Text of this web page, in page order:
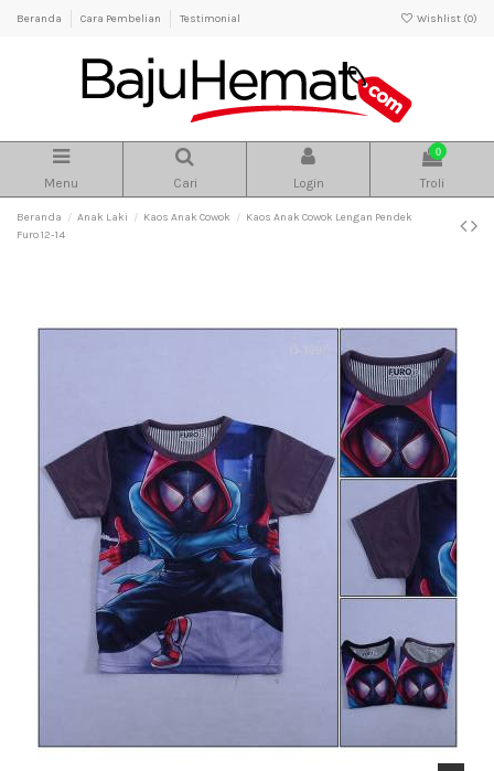
Beranda Cara Pembelian Testimonial Wishlist (0)
Menu Cari Login
0
Troli
Beranda Anak Laki Kaos Anak Cowok
Kaos Anak Cowok Lengan Pendek
Furo 12-14